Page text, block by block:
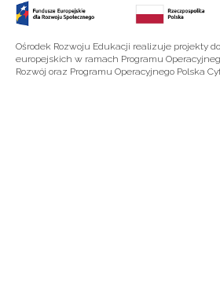
Ośrodek Rozwoju Edukacji realizuje projekty
europejskich w ramach Programu
Rozwój oraz Programu Operacyjnego Polska